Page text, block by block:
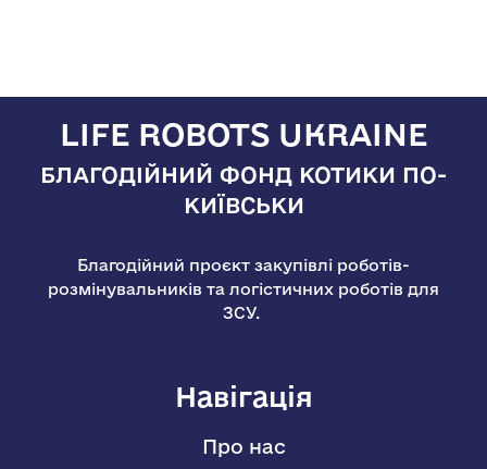
LIFE ROBOTS UKRAINE
БЛАГОДІЙНИЙ ФОНД КОТИКИ ПО-
КИЇВСЬКИ
Благодійний проєкт закупівлі роботів-
розмінувальників та логістичних роботів для
ЗСУ.
Навігація
Про нас